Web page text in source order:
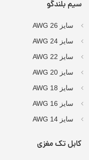
سیم بلندگو
سایز AWG 26
سایز AWG 24
سایز AWG 22
سایز AWG 20
سایز AWG 18
سایز AWG 16
سایز AWG 14
کابل تک مغزی